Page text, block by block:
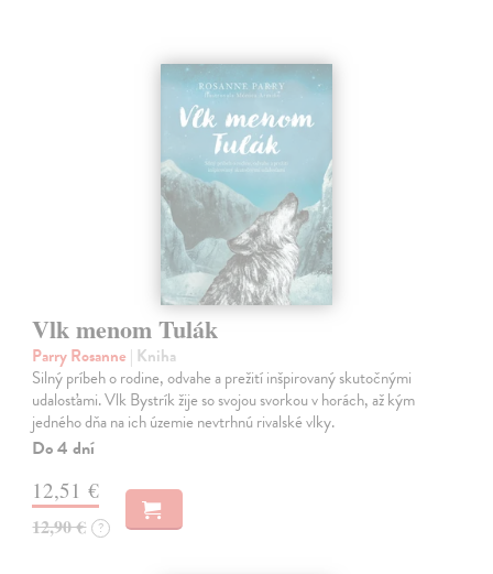
Vlk menom Tulák
Parry Rosanne | Kniha
Silný príbeh o rodine, odvahe a prežití inšpirovaný skutočnými
udalosťami. Vlk Bystrík žije so svojou svorkou v horách, až kým
jedného dňa na ich územie nevtrhnú rivalské vlky.
Do 4 dní
12,51 €
12,90 € ?